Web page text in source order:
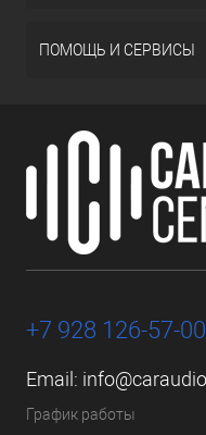
ПОМОЩЬ И СЕРВИСЫ
+7 928 126-57-00
Email:
График работы